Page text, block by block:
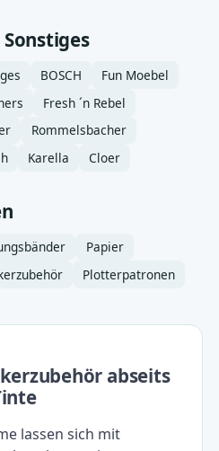
BOSCH
Fun Moebel
Fresh ´n Rebel
Rommelsbacher
Papier
abseits